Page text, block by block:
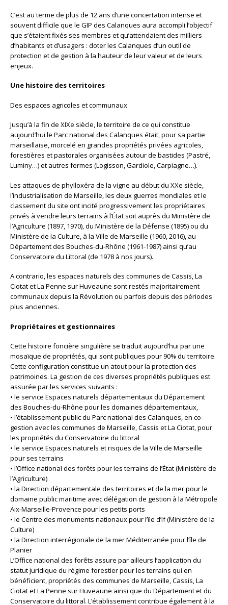
C’est au terme de plus de 12 ans d’une concertation intense et
souvent difficile que le GIP des Calanques aura accompli l’objectif
que s’étaient fixés ses membres et qu’attendaient des milliers
d’habitants et d’usagers : doter les Calanques d’un outil de
protection et de gestion à la hauteur de leur valeur et de leurs
enjeux.
Une histoire des territoires
Des espaces agricoles et communaux
Jusqu’à la fin de XIXe siècle, le territoire de ce qui constitue
aujourd’hui le Parc national des Calanques était, pour sa partie
marseillaise, morcelé en grandes propriétés privées agricoles,
forestières et pastorales organisées autour de bastides (Pastré,
Luminy…) et autres fermes (Logisson, Gardiole, Carpiagne…).
Les attaques de phylloxéra de la vigne au début du XXe siècle,
l’industrialisation de Marseille, les deux guerres mondiales et le
classement du site ont incité progressivement les propriétaires
privés à vendre leurs terrains à l’État soit auprès du Ministère de
l’Agriculture (1897, 1970), du Ministère de la Défense (1895) ou du
Ministère de la Culture, à la Ville de Marseille (1960, 2016), au
Département des Bouches-du-Rhône (1961-1987) ainsi qu’au
Conservatoire du Littoral (de 1978 à nos jours).
A contrario, les espaces naturels des communes de Cassis, La
Ciotat et La Penne sur Huveaune sont restés majoritairement
communaux depuis la Révolution ou parfois depuis des périodes
plus anciennes.
Propriétaires et gestionnaires
Cette histoire foncière singulière se traduit aujourd’hui par une
mosaïque de propriétés, qui sont publiques pour 90% du territoire.
Cette configuration constitue un atout pour la protection des
patrimoines. La gestion de ces diverses propriétés publiques est
assurée par les services suivants :
• le service Espaces naturels départementaux du Département
des Bouches-du-Rhône pour les domaines départementaux,
• l’établissement public du Parc national des Calanques, en co-
gestion avec les communes de Marseille, Cassis et La Ciotat, pour
les propriétés du Conservatoire du littoral
• le service Espaces naturels et risques de la Ville de Marseille
pour ses terrains
• l’Office national des forêts pour les terrains de l’État (Ministère de
l’Agriculture)
• la Direction départementale des territoires et de la mer pour le
domaine public maritime avec délégation de gestion à la Métropole
Aix-Marseille-Provence pour les petits ports
• le Centre des monuments nationaux pour l’île d’If (Ministère de la
Culture)
• la Direction interrégionale de la mer Méditerranée pour l’île de
Planier
L’Office national des forêts assure par ailleurs l’application du
statut juridique du régime forestier pour les terrains qui en
bénéficient, propriétés des communes de Marseille, Cassis, La
Ciotat et La Penne sur Huveaune ainsi que du Département et du
Conservatoire du littoral. L’établissement contribue également à la